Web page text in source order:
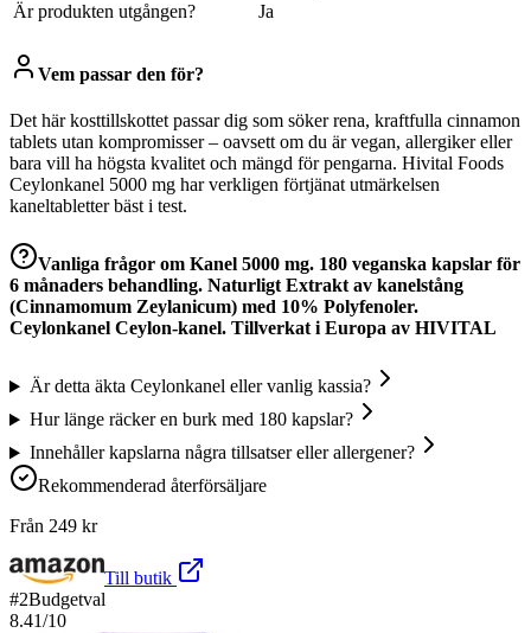
Är produkten utgången?
Ja
Vem passar den för?
Det här kosttillskottet passar dig som söker rena, kraftfulla cinnamon
tablets utan kompromisser – oavsett om du är vegan, allergiker eller
bara vill ha högsta kvalitet och mängd för pengarna. Hivital Foods
Ceylonkanel 5000 mg har verkligen förtjänat utmärkelsen
kaneltabletter bäst i test.
Vanliga frågor om Kanel 5000 mg. 180 veganska kapslar för
6 månaders behandling. Naturligt Extrakt av kanelstång
(Cinnamomum Zeylanicum) med 10% Polyfenoler.
Ceylonkanel Ceylon-kanel. Tillverkat i Europa av HIVITAL
Är detta äkta Ceylonkanel eller vanlig kassia?
Hur länge räcker en burk med 180 kapslar?
Innehåller kapslarna några tillsatser eller allergener?
Rekommenderad återförsäljare
Från 249 kr
Till butik
#2Budgetval
8.41/10